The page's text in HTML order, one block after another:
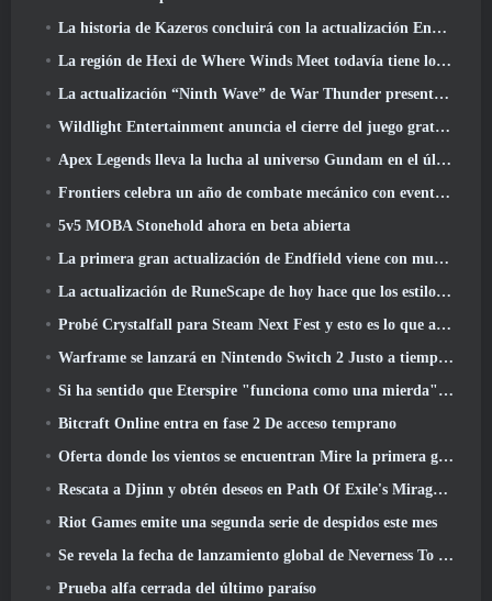
La historia de Kazeros concluirá con la actualización Ends Of The Abyss de Lost Ark
La región de Hexi de Where Winds Meet todavía tiene lo que los jugadores aman y al mismo tiempo es una experiencia única
La actualización “Ninth Wave” de War Thunder presenta aviones de rango IX
Wildlight Entertainment anuncia el cierre del juego gratuito Hero Shooter Highguard
Apex Legends lleva la lucha al universo Gundam en el último evento cruzado
Frontiers celebra un año de combate mecánico con eventos de aniversario
5v5 MOBA Stonehold ahora en beta abierta
La primera gran actualización de Endfield viene con muchas optimizaciones
La actualización de RuneScape de hoy hace que los estilos de combate originales del MMORPG sean más fáciles de aprender
Probé Crystalfall para Steam Next Fest y esto es lo que aprendí
Warframe se lanzará en Nintendo Switch 2 Justo a tiempo para la próxima actualización importante, El fotógrafo de sombras
Si ha sentido que Eterspire "funciona como una mierda", El director creativo dice que ya no es así
Bitcraft Online entra en fase 2 De acceso temprano
Oferta donde los vientos se encuentran Mire la primera gran expansión en la transmisión en vivo de Hexi
Rescata a Djinn y obtén deseos en Path Of Exile's Mirage League
Riot Games emite una segunda serie de despidos este mes
Se revela la fecha de lanzamiento global de Neverness To Everness
Prueba alfa cerrada del último paraíso